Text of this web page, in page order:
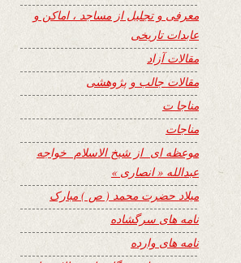
معرفی و تجلیل از مساجد ، اماکن و
عابدات تاریخی
مقالات آزاد
مقالات جالب و پژوهشی
مناجا ت
مناجات
موعظه ای از شیخ الاسلام خواجه
عبدالله « انصاری »
میلاد حضرت محمد ( ص ) مبارک
نامه های سرگشاده
نامه های وارده